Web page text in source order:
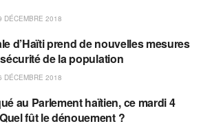
DÉCEMBRE 2018
d’Haïti prend de nouvelles mesures
de la population
DÉCEMBRE 2018
au Parlement haïtien, ce mardi 4
fût le dénouement ?